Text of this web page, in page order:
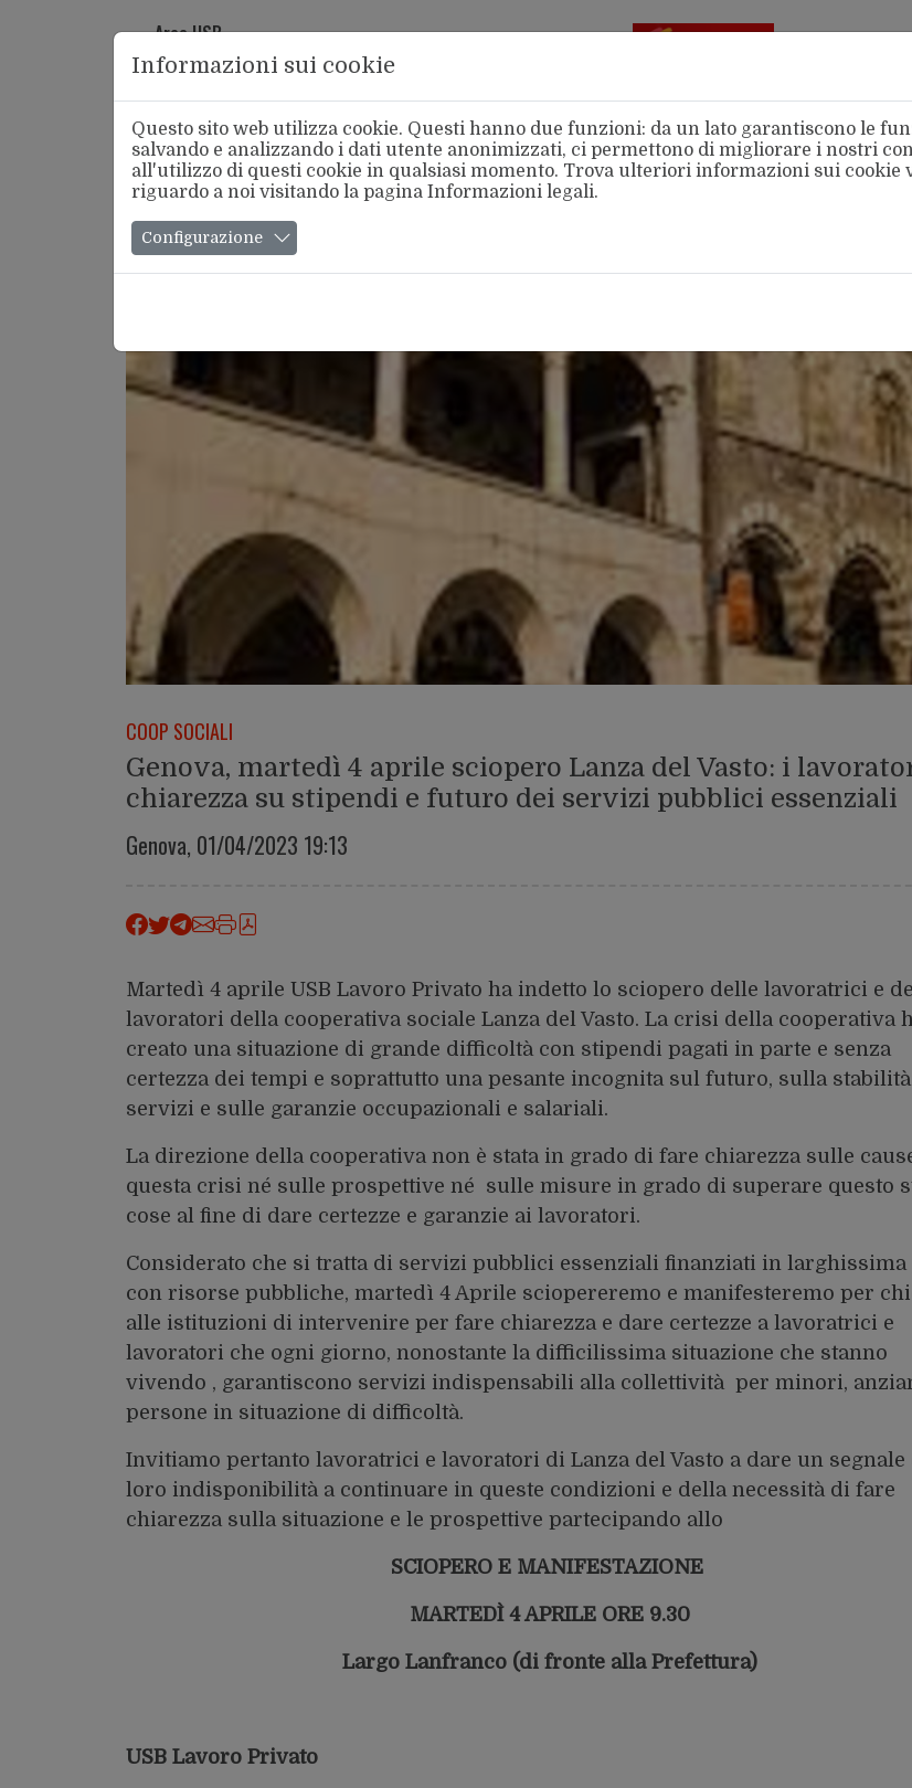
Area USB
alla FSM
Chi Siamo Categorie
COOP SOCIALI
Genova, martedì 4 aprile sciopero Lanza del Vasto: i
chiarezza su stipendi e futuro dei servizi pubblici essenziali
Genova, 01/04/2023 19:13
Martedì 4 aprile USB Lavoro Privato ha indetto lo sciopero delle lavoratrici e
lavoratori della cooperativa sociale Lanza del Vasto. La crisi della cooperativa
creato una situazione di grande difficoltà con stipendi pagati in parte e senza
certezza dei tempi e soprattutto una pesante incognita sul futuro, sulla
servizi e sulle garanzie occupazionali e salariali.
La direzione della cooperativa non è stata in grado di fare chiarezza sulle
questa crisi né sulle prospettive né sulle misure in grado di superare questo
cose al fine di dare certezze e garanzie ai lavoratori.
Considerato che si tratta di servizi pubblici essenziali finanziati in larghissima
con risorse pubbliche, martedì 4 Aprile sciopereremo e manifesteremo per
alle istituzioni di intervenire per fare chiarezza e dare certezze a lavoratrici e
lavoratori che ogni giorno, nonostante la difficilissima situazione che stanno
vivendo , garantiscono servizi indispensabili alla collettività per minori,
persone in situazione di difficoltà.
Invitiamo pertanto lavoratrici e lavoratori di Lanza del Vasto a dare un segnale
loro indisponibilità a continuare in queste condizioni e della necessità di fare
chiarezza sulla situazione e le prospettive partecipando allo
SCIOPERO E MANIFESTAZIONE
MARTEDÌ 4 APRILE ORE 9.30
Largo Lanfranco (di fronte alla Prefettura)
USB Lavoro Privato
Informazioni sui cookie
Questo sito web utilizza cookie. Questi hanno due funzioni: da un lato garantiscono le
salvando e analizzando i dati utente anonimizzati, ci permettono di migliorare i nostri
all'utilizzo di questi cookie in qualsiasi momento. Trova ulteriori informazioni sui cookie
riguardo a noi visitando la pagina Informazioni legali.
Configurazione